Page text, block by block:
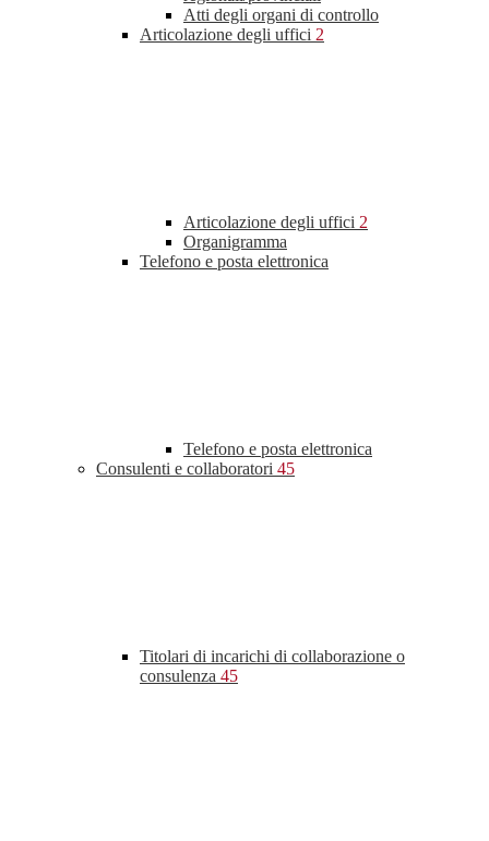
Atti degli organi di controllo
Articolazione degli uffici 2
Articolazione degli uffici 2
Organigramma
Telefono e posta elettronica
Telefono e posta elettronica
Consulenti e collaboratori 45
Titolari di incarichi di collaborazione o
consulenza 45